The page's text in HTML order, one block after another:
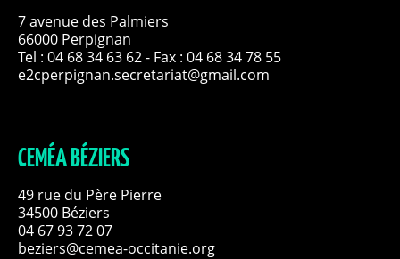
7 avenue des Palmiers
66000 Perpignan
Tel : 04 68 34 63 62- Fax : 04 68 34 78 55
e2cperpignan.secretariat@gmail.com
CEMÉA BÉZIERS
49 rue du Père Pierre
34500 Béziers
04 67 93 72 07
beziers@cemea-occitanie.org